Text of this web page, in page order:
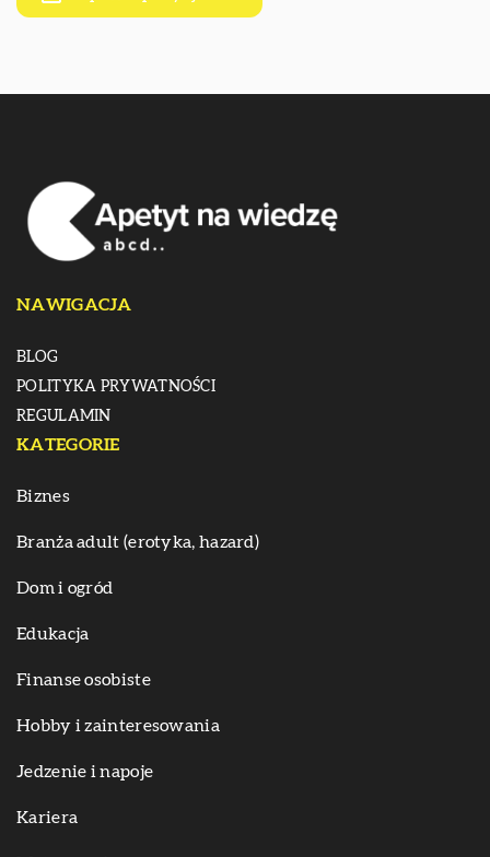
NAWIGACJA
BLOG
POLITYKA PRYWATNOŚCI
REGULAMIN
KATEGORIE
Biznes
Branża adult (erotyka, hazard)
Dom i ogród
Edukacja
Finanse osobiste
Hobby i zainteresowania
Jedzenie i napoje
Kariera